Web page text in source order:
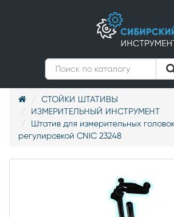
СТОЙКИ ШТАТИВЫ
ИЗМЕРИТЕЛЬНЫЙ ИНСТРУМЕНТ
Штатив для измерительных
регулировкой CNIC 23248